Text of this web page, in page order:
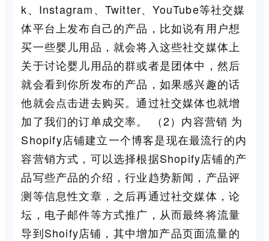
k、Instagram、Twitter、YouTube等社交媒
体平台上发布自己的产品，比如说有用户想
买一些婴儿用品，就会将入这些社交媒体上
关于讨论婴儿用品的群或者是团体中，然后
就会看到你所发布的产品，如果感兴趣的话
他就会点击进去购买。通过社交媒体也就增
加了我们的订单成交率。 （2）内容营销 为
Shopify店铺建立一个博客是现在最流行的内
容营销方式，可以选择根据Shopify店铺的产
品写些产品的介绍，行业趋势新闻，产品评
测等信息性文章，之后再通过社交媒体，论
坛，电子邮件等方式推广，从而最终将流量
导到Shoify店铺，其中增加产品页面流量的